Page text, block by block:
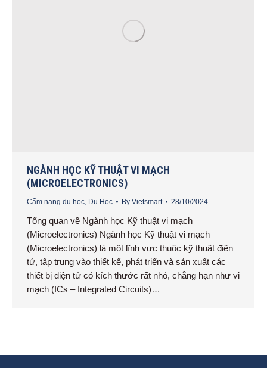
NGÀNH HỌC KỸ THUẬT VI MẠCH
(MICROELECTRONICS)
Cẩm nang du học, Du Học By Vietsmart 28/10/2024
Tổng quan về Ngành học Kỹ thuật vi mạch
(Microelectronics) Ngành học Kỹ thuật vi mạch
(Microelectronics) là một lĩnh vực thuộc kỹ thuật điện
tử, tập trung vào thiết kế, phát triển và sản xuất các
thiết bị điện tử có kích thước rất nhỏ, chẳng hạn như vi
mạch (ICs – Integrated Circuits)…